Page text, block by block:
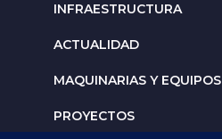
INFRAESTRUCTURA
ACTUALIDAD
MAQUINARIAS Y EQUIPOS
PROYECTOS